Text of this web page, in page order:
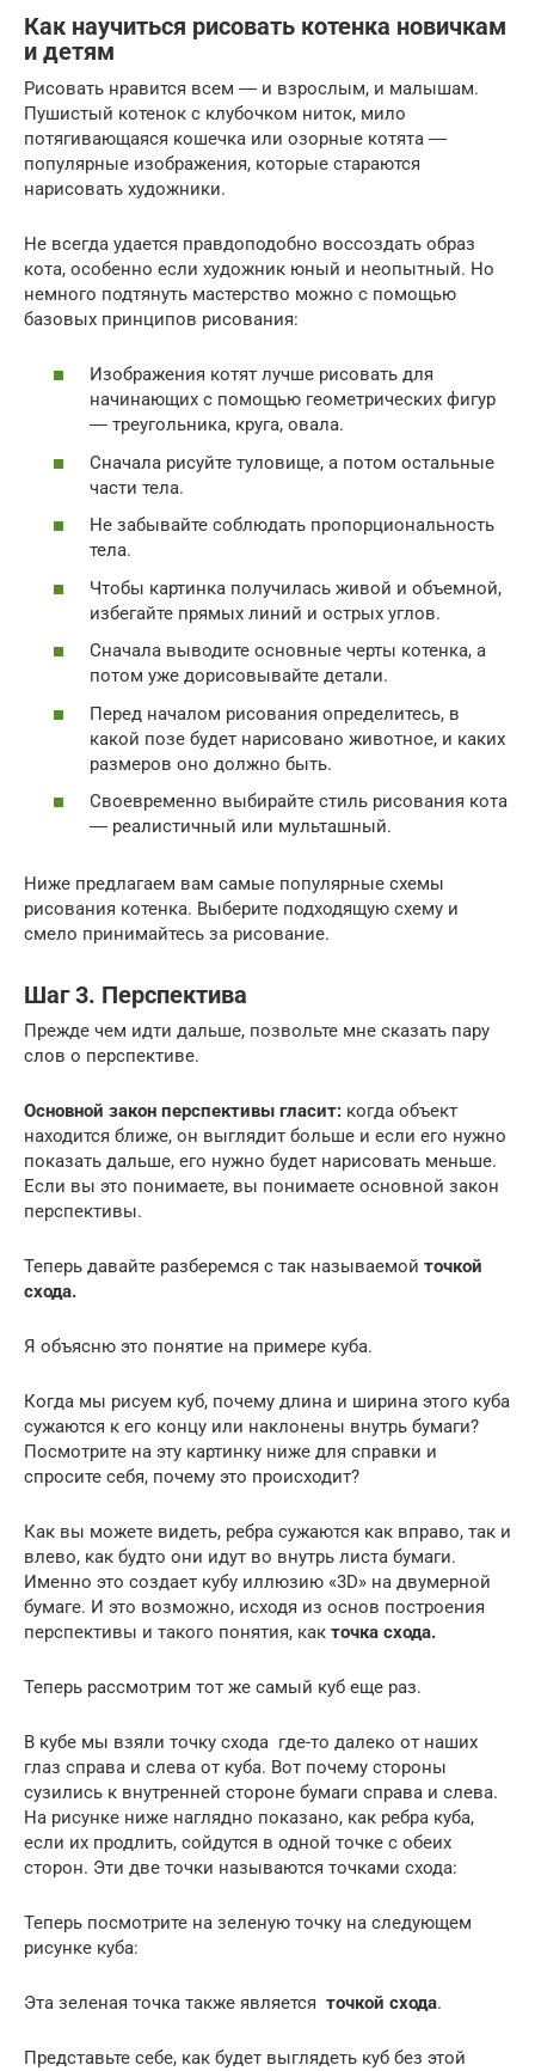
Как научиться рисовать котенка новичкам
и детям
Рисовать нравится всем ― и взрослым, и малышам.
Пушистый котенок с клубочком ниток, мило
потягивающаяся кошечка или озорные котята ―
популярные изображения, которые стараются
нарисовать художники.
Не всегда удается правдоподобно воссоздать образ
кота, особенно если художник юный и неопытный. Но
немного подтянуть мастерство можно с помощью
базовых принципов рисования:
Изображения котят лучше рисовать для
начинающих с помощью геометрических фигур
― треугольника, круга, овала.
Сначала рисуйте туловище, а потом остальные
части тела.
Не забывайте соблюдать пропорциональность
тела.
Чтобы картинка получилась живой и объемной,
избегайте прямых линий и острых углов.
Сначала выводите основные черты котенка, а
потом уже дорисовывайте детали.
Перед началом рисования определитесь, в
какой позе будет нарисовано животное, и каких
размеров оно должно быть.
Своевременно выбирайте стиль рисования кота
― реалистичный или мульташный.
Ниже предлагаем вам самые популярные схемы
рисования котенка. Выберите подходящую схему и
смело принимайтесь за рисование.
Шаг 3. Перспектива
Прежде чем идти дальше, позвольте мне сказать пару
слов о перспективе.
Основной закон перспективы гласит: когда объект
находится ближе, он выглядит больше и если его нужно
показать дальше, его нужно будет нарисовать меньше.
Если вы это понимаете, вы понимаете основной закон
перспективы.
Теперь давайте разберемся с так называемой точкой
схода.
Я объясню это понятие на примере куба.
Когда мы рисуем куб, почему длина и ширина этого куба
сужаются к его концу или наклонены внутрь бумаги?
Посмотрите на эту картинку ниже для справки и
спросите себя, почему это происходит?
Как вы можете видеть, ребра сужаются как вправо, так и
влево, как будто они идут во внутрь листа бумаги.
Именно это создает кубу иллюзию «3D» на двумерной
бумаге. И это возможно, исходя из основ построения
перспективы и такого понятия, как точка схода.
Теперь рассмотрим тот же самый куб еще раз.
В кубе мы взяли точку схода где-то далеко от наших
глаз справа и слева от куба. Вот почему стороны
сузились к внутренней стороне бумаги справа и слева.
На рисунке ниже наглядно показано, как ребра куба,
если их продлить, сойдутся в одной точке с обеих
сторон. Эти две точки называются точками схода:
Теперь посмотрите на зеленую точку на следующем
рисунке куба:
Эта зеленая точка также является точкой схода.
Представьте себе, как будет выглядеть куб без этой